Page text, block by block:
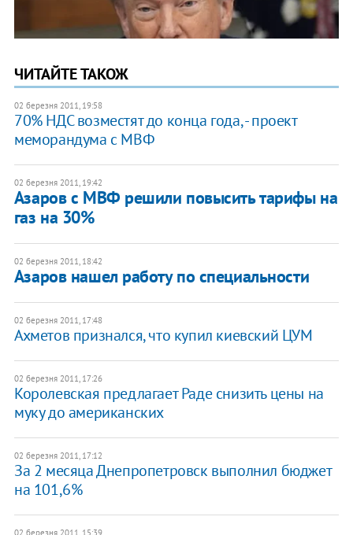
ЧИТАЙТЕ ТАКОЖ
02 березня 2011, 19:58
70% НДС возместят до конца года, - проект
меморандума с МВФ
02 березня 2011, 19:42
Азаров с МВФ решили повысить тарифы на
газ на 30%
02 березня 2011, 18:42
Азаров нашел работу по специальности
02 березня 2011, 17:48
Ахметов признался, что купил киевский ЦУМ
02 березня 2011, 17:26
Королевская предлагает Раде снизить цены на
муку до американских
02 березня 2011, 17:12
За 2 месяца Днепропетровск выполнил бюджет
на 101,6%
02 березня 2011, 15:39